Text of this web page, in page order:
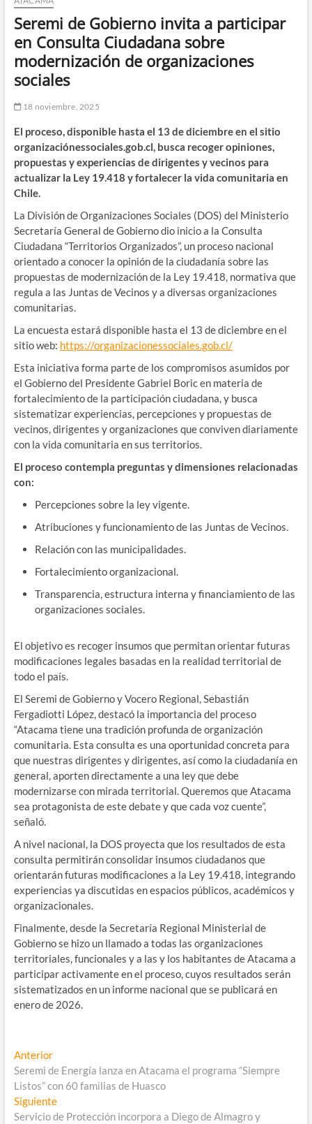
Seremi de Gobierno invita a participar
en Consulta Ciudadana sobre
modernización de organizaciones
sociales
18 noviembre, 2025
El proceso, disponible hasta el 13 de diciembre en el sitio
organizaciónessociales.gob.cl, busca recoger opiniones,
propuestas y experiencias de dirigentes y vecinos para
actualizar la Ley 19.418 y fortalecer la vida comunitaria en
Chile.
La División de Organizaciones Sociales (DOS) del Ministerio
Secretaría General de Gobierno dio inicio a la Consulta
Ciudadana “Territorios Organizados”, un proceso nacional
orientado a conocer la opinión de la ciudadanía sobre las
propuestas de modernización de la Ley 19.418, normativa que
regula a las Juntas de Vecinos y a diversas organizaciones
comunitarias.
La encuesta estará disponible hasta el 13 de diciembre en el
sitio web: https://organizacionessociales.gob.cl/
Esta iniciativa forma parte de los compromisos asumidos por
el Gobierno del Presidente Gabriel Boric en materia de
fortalecimiento de la participación ciudadana, y busca
sistematizar experiencias, percepciones y propuestas de
vecinos, dirigentes y organizaciones que conviven diariamente
con la vida comunitaria en sus territorios.
El proceso contempla preguntas y dimensiones relacionadas
con:
Percepciones sobre la ley vigente.
Atribuciones y funcionamiento de las Juntas de Vecinos.
Relación con las municipalidades.
Fortalecimiento organizacional.
Transparencia, estructura interna y financiamiento de las
organizaciones sociales.
El objetivo es recoger insumos que permitan orientar futuras
modificaciones legales basadas en la realidad territorial de
todo el país.
El Seremi de Gobierno y Vocero Regional, Sebastián
Fergadiotti López, destacó la importancia del proceso
“Atacama tiene una tradición profunda de organización
comunitaria. Esta consulta es una oportunidad concreta para
que nuestras dirigentes y dirigentes, así como la ciudadanía en
general, aporten directamente a una ley que debe
modernizarse con mirada territorial. Queremos que Atacama
sea protagonista de este debate y que cada voz cuente”,
señaló.
A nivel nacional, la DOS proyecta que los resultados de esta
consulta permitirán consolidar insumos ciudadanos que
orientarán futuras modificaciones a la Ley 19.418, integrando
experiencias ya discutidas en espacios públicos, académicos y
organizacionales.
Finalmente, desde la Secretaría Regional Ministerial de
Gobierno se hizo un llamado a todas las organizaciones
territoriales, funcionales y a las y los habitantes de Atacama a
participar activamente en el proceso, cuyos resultados serán
sistematizados en un informe nacional que se publicará en
enero de 2026.
Navegación
de
entradas
AnteriorEntrada
anterior:
Seremi de Energía lanza en Atacama el programa “Siempre
Listos” con 60 familias de Huasco
SiguienteEntrada
siguiente:
Servicio de Protección incorpora a Diego de Almagro y